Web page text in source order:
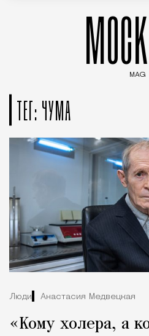
MAG
ТЕГ: ЧУМА
Люди Анастасия Медвецкая
«Кому холера, а